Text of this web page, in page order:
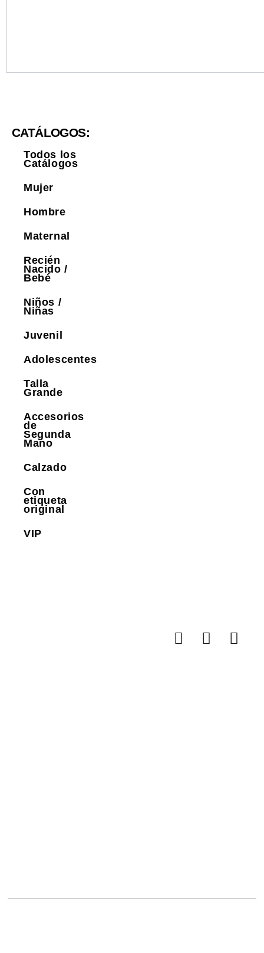
CATÁLOGOS:
Todos los
Catálogos
Mujer
Hombre
Maternal
Recién
Nacido /
Bebé
Niños /
Niñas
Juvenil
Adolescentes
Talla
Grande
Accesorios
de
Segunda
Mano
Calzado
Con
etiqueta
original
VIP